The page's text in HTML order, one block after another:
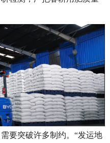
要突破许多制约。“发运地